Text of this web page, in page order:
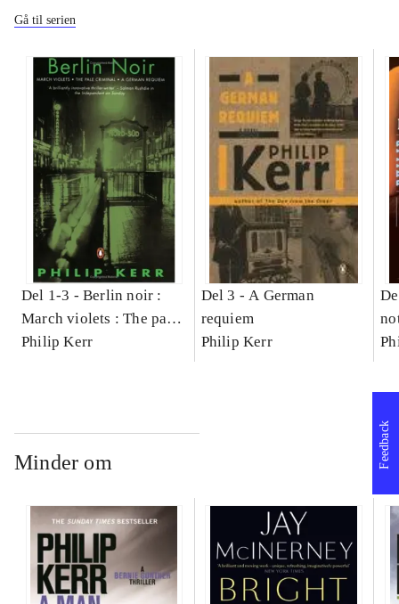
Gå til serien
Del 1-3 - Berlin noir :
March violets : The pale
criminal : A German
Philip Kerr
Del 3 -A German
requiem
Philip Kerr
Minder om Feedback